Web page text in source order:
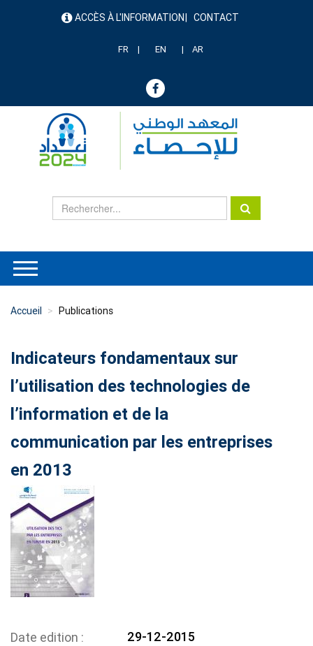
menu ACCÈS À L'INFORMATION CONTACT
FR EN AR
Accueil Publications
Indicateurs fondamentaux sur
l’utilisation des technologies de
l’information et de la
communication par les entreprises
en 2013
Date edition
29-12-2015